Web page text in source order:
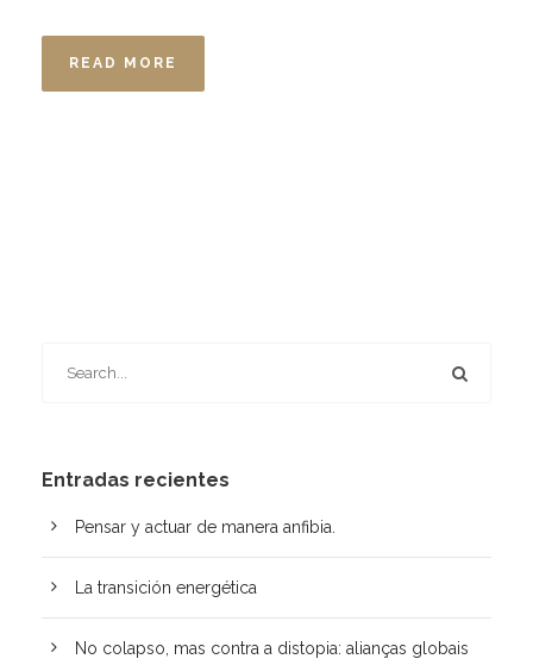
READ MORE
Entradas recientes
Pensar y actuar de manera anfibia.
La transición energética
No colapso, mas contra a distopia: alianças globais